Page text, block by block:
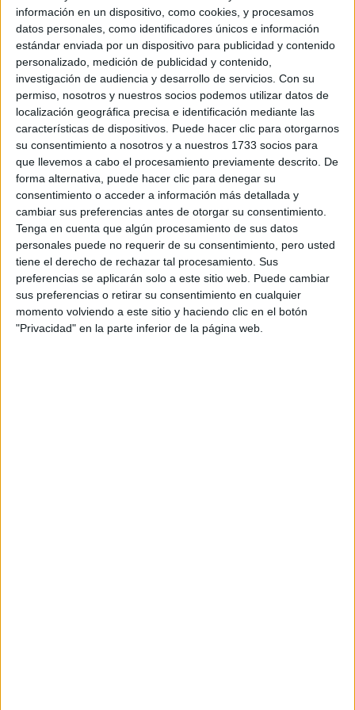
información en un dispositivo, como cookies, y procesamos
datos personales, como identificadores únicos e información
estándar enviada por un dispositivo para publicidad y contenido
personalizado, medición de publicidad y contenido,
investigación de audiencia y desarrollo de servicios. Con su
permiso, nosotros y nuestros socios podemos utilizar datos de
localización geográfica precisa e identificación mediante las
características de dispositivos. Puede hacer clic para otorgarnos
su consentimiento a nosotros y a nuestros 1733 socios para
que llevemos a cabo el procesamiento previamente descrito. De
forma alternativa, puede hacer clic para denegar su
consentimiento o acceder a información más detallada y
cambiar sus preferencias antes de otorgar su consentimiento.
Tenga en cuenta que algún procesamiento de sus datos
personales puede no requerir de su consentimiento, pero usted
tiene el derecho de rechazar tal procesamiento. Sus
preferencias se aplicarán solo a este sitio web. Puede cambiar
sus preferencias o retirar su consentimiento en cualquier
momento volviendo a este sitio y haciendo clic en el botón
"Privacidad" en la parte inferior de la página web.
Universidad Alfonso X el Sabio
Universidad
Universidad EUNEIZ
Universidad
Universidad Pontificia Comillas
Universidad
Universidad Católica de Valencia San Vicente Mártir
Universidad
Centro